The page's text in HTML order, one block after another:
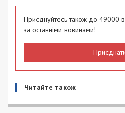
Приєднуйтесь також до 49000
за останніми новинами!
Читайте також